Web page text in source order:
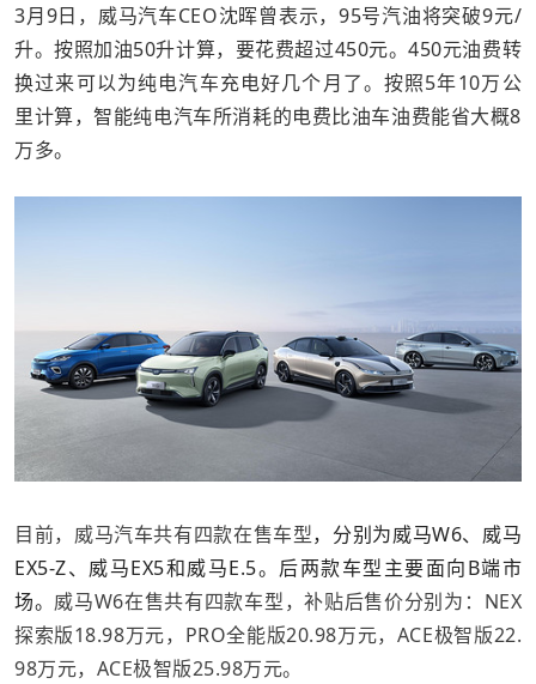
3月9日，威马汽车CEO沈晖曾表示，95号汽油将突破9元/
升。按照加油50升计算，要花费超过450元。450元油费转
换过来可以为纯电汽车充电好几个月了。按照5年10万公
里计算，智能纯电汽车所消耗的电费比油车油费能省大概8
万多。
目前，威马汽车共有四款在售车型，分别为威马W6、威马
EX5-Z、威马EX5和威马E.5。后两款车型主要面向B端市
场。 威马W6在售共有四款车型，补贴后售价分别为：NEX
探索版18.98万元，PRO全能版20.98万元，ACE极智版22.
98万元，ACE极智版25.98万元。